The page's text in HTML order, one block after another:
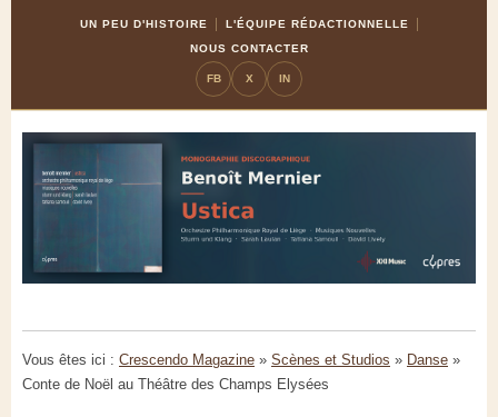
UN PEU D'HISTOIRE
L'ÉQUIPE RÉDACTIONNELLE
NOUS CONTACTER
FB X IN
Vous êtes ici : Crescendo Magazine » Scènes et Studios » Danse »
Conte de Noël au Théâtre des Champs Elysées